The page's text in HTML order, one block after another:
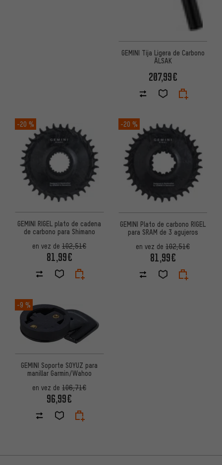
GEMINI Tija Ligera de Carbono
ÄLSAK
207,99€
-20 %
GEMINI RIGEL plato de cadena
de carbono para Shimano
en vez de 102,51€
81,99€
-20 %
GEMINI Plato de carbono RIGEL
para SRAM de 3 agujeros
en vez de 102,51€
81,99€
-9 %
GEMINI Soporte SOYUZ para
manillar Garmin/Wahoo
en vez de 106,71€
96,99€